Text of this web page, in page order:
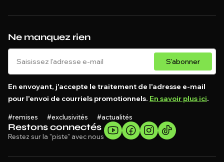
Restons connectés
Restez sur la "piste" avec nous
Ne manquez rien
S'abonner
En envoyant, j'accepte le traitement de l'adresse e-mail
pour l'envoi de courriels promotionnels. En savoir plus ici.
#remises #exclusivités #actualités